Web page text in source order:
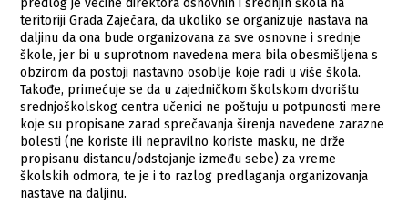
teritoriji Grada Zaječara, da ukoliko se organizuje nastava na
daljinu da ona bude organizovana za sve osnovne i srednje
škole, jer bi u suprotnom navedena mera bila obesmišljena s
obzirom da postoji nastavno osoblje koje radi u više škola.
Takođe, primećuje se da u zajedničkom školskom dvorištu
srednjoškolskog centra učenici ne poštuju u potpunosti mere
koje su propisane zarad sprečavanja širenja navedene zarazne
bolesti (ne koriste ili nepravilno koriste masku, ne drže
propisanu distancu/odstojanje između sebe) za vreme
školskih odmora, te je i to razlog predlaganja organizovanja
nastave na daljinu.